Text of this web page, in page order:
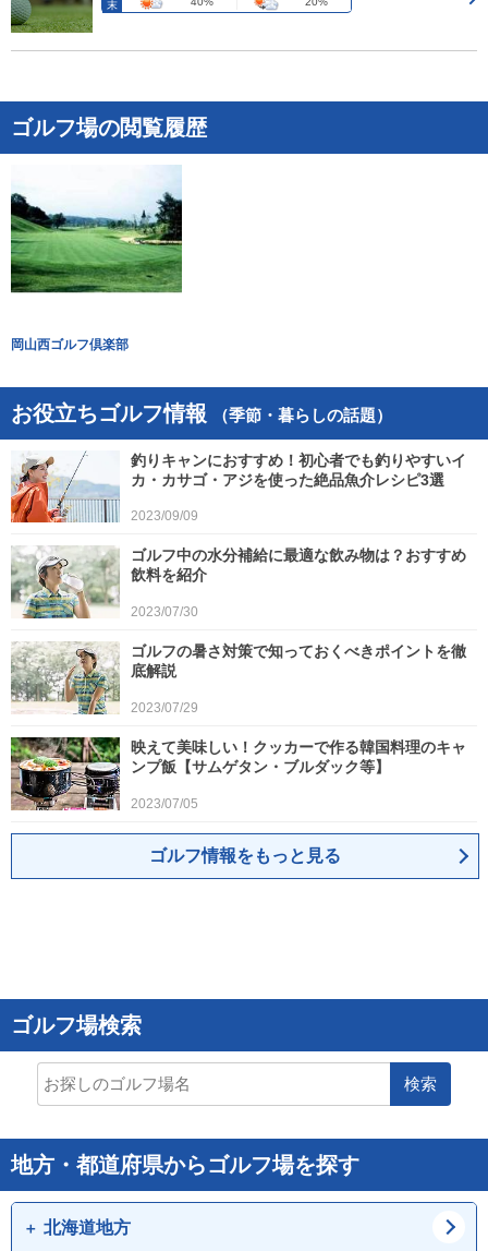
末
ゴルフ場の閲覧履歴
岡山西ゴルフ倶楽部
お役立ちゴルフ情報 （季節・暮らしの話題）
釣りキャンにおすすめ！初心者でも釣りやすいイ
カ・カサゴ・アジを使った絶品魚介レシピ3選
2023/09/09
ゴルフ中の水分補給に最適な飲み物は？おすすめ
飲料を紹介
2023/07/30
ゴルフの暑さ対策で知っておくべきポイントを徹
底解説
2023/07/29
映えて美味しい！クッカーで作る韓国料理のキャ
ンプ飯【サムゲタン・ブルダック等】
2023/07/05
ゴルフ情報をもっと見る
ゴルフ場検索
検索
地方・都道府県からゴルフ場を探す
北海道地方